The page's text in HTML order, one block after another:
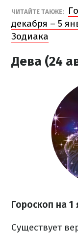
ЧИТАЙТЕ ТАКЖЕ:
декабря – 5
Зодиака
Дева (24
Гороскоп на 1
Существует